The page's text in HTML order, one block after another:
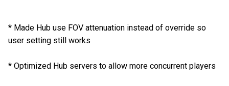
* Made Hub use FOV attenuation instead of override so
user setting still works
* Optimized Hub servers to allow more concurrent players